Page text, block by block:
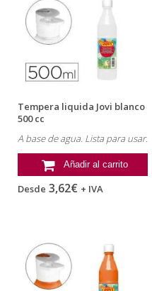
Tempera liquida Jovi blanco
500 cc
A base de agua. Lista para usar.
Añadir al carrito
Desde 3,62€ + IVA